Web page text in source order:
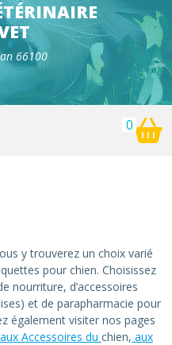
66100
0
y trouverez un choix varié
pour chien. Choisissez
nourriture, d’accessoires
et de parapharmacie pour
également visiter nos pages
aux Accessoires du chien, aux